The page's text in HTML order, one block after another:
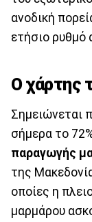
ανοδική
ετήσιο ρυθμό
Ο χάρτης
Σημειώνεται
σήμερα το
παραγωγής
της
οποίες η
μαρμάρου